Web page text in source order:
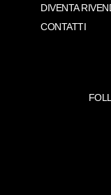
DIVENTA
CONTATTI